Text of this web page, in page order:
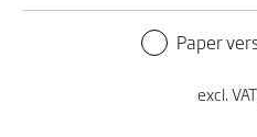
Paper
excl.